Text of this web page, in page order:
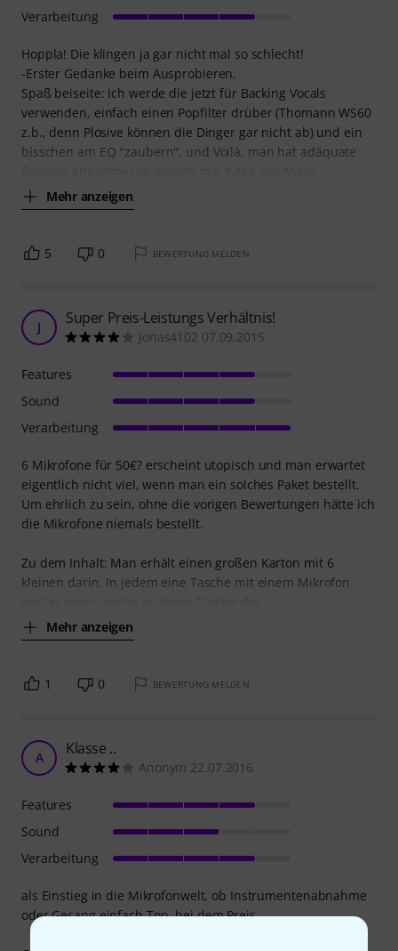
Hoppla! Die klingen ja gar nicht mal so schlecht!
-Erster Gedanke beim Ausprobieren.
Spaß beiseite: Ich werde die jetzt für Backing Vocals
verwenden, einfach einen Popfilter drüber (Thomann WS60
z.b., denn Plosive können die Dinger gar nicht ab) und ein
bisschen am EQ "zaubern", und Voilà, man hat adäquate
Mehr anzeigen
Verarbeitung
5 0 BEWERTUNG MELDEN
J Super Preis-Leistungs Verhältnis!
Jonas4102 07.09.2015
6 Mikrofone für 50€? erscheint utopisch und man erwartet
eigentlich nicht viel, wenn man ein solches Paket bestellt.
Um ehrlich zu sein, ohne die vorigen Bewertungen hätte ich
die Mikrofone niemals bestellt.
Zu dem Inhalt: Man erhält einen großen Karton mit 6
kleinen darin. In jedem eine Tasche mit einem Mikrofon
Mehr anzeigen
Features
Sound
Verarbeitung
1 0 BEWERTUNG MELDEN
A Klasse ..
Anonym 22.07.2016
als Einstieg in die Mikrofonwelt, ob Instrumentenabnahme
oder Gesang einfach Top, bei dem Preis.
Features
Sound
Verarbeitung